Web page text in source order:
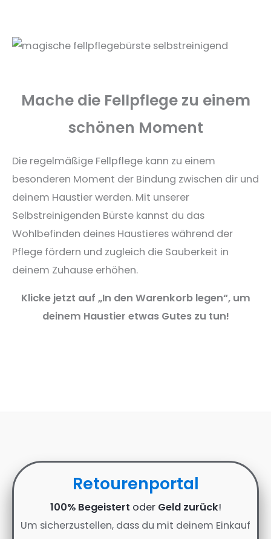
Mache die Fellpflege zu einem
schönen Moment
Die regelmäßige Fellpflege kann zu einem
besonderen Moment der Bindung zwischen dir und
deinem Haustier werden. Mit unserer
Selbstreinigenden Bürste kannst du das
Wohlbefinden deines Haustieres während der
Pflege fördern und zugleich die Sauberkeit in
deinem Zuhause erhöhen.
Klicke jetzt auf „In den Warenkorb legen“, um
deinem Haustier etwas Gutes zu tun!
Retourenportal
100% Begeistert oder Geld zurück!
Um sicherzustellen, dass du mit deinem Einkauf